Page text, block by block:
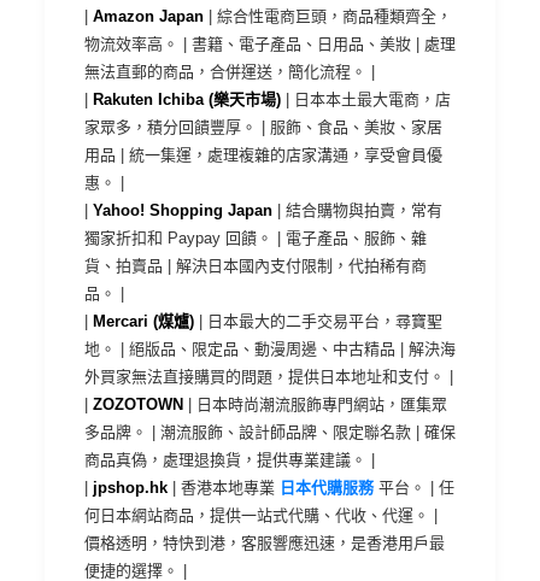
Amazon Japan| 綜合性電商巨頭，商品種類齊全，
物流效率高。 | 書籍、電子產品、日用品、美妝 | 處理
無法直郵的商品，合併運送，簡化流程。 |
Rakuten Ichiba (樂天市場)| 日本本土最大電商，店
家眾多，積分回饋豐厚。 | 服飾、食品、美妝、家居
用品 | 統一集運，處理複雜的店家溝通，享受會員優
惠。 |
Yahoo! Shopping Japan| 結合購物與拍賣，常有
獨家折扣和 Paypay 回饋。 | 電子產品、服飾、雜
貨、拍賣品 | 解決日本國內支付限制，代拍稀有商
品。 |
Mercari (煤爐)| 日本最大的二手交易平台，尋寶聖
地。 | 絕版品、限定品、動漫周邊、中古精品 | 解決海
外買家無法直接購買的問題，提供日本地址和支付。 |
ZOZOTOWN
| 日本時尚潮流服飾專門網站，匯集眾
多品牌。 | 潮流服飾、設計師品牌、限定聯名款 | 確保
商品真偽，處理退換貨，提供專業建議。 |
jpshop.hk| 香港本地專業 日本代購服務平台。 | 任
何日本網站商品，提供一站式代購、代收、代運。 |
價格透明，特快到港，客服響應迅速，是香港用戶最
便捷的選擇。 |